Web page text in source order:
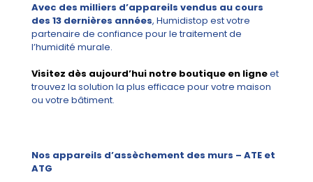
Avec des milliers d’appareils vendus au cours
des 13 dernières années, Humidistop est votre
partenaire de confiance pour le traitement de
l’humidité murale.
Visitez dès aujourd’hui notre boutique en ligneet
trouvez la solution la plus efficace pour votre maison
ou votre bâtiment.
Nos appareils d’assèchement des murs – ATE et
ATG